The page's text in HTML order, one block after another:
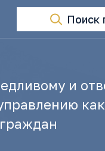
Поиск
и